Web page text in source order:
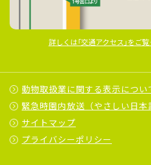
詳しくは｢交通アクセス｣をご
動物取扱業に関する表示につい
緊急時園内放送（やさしい日
サイトマップ
プライバシーポリシー